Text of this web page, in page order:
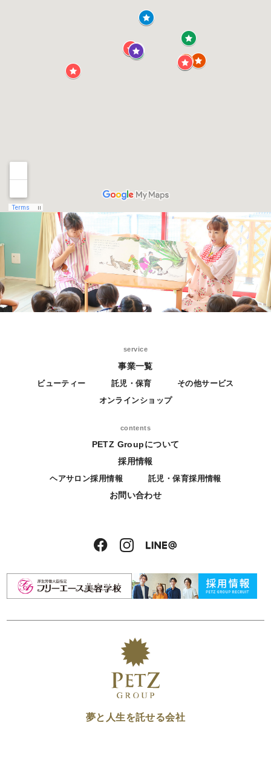
service
事業一覧
ビューティー 託児・保育
その他サービス
オンラインショップ
contents
PETZ Groupについて
採用情報
ヘアサロン採用情報 託児・保育採用情報
お問い合わせ
夢と人生を託せる会社